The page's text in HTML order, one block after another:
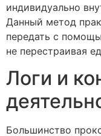
индивидуально
Данный метод
передать с
не перестраивая
Логи и
Большинство